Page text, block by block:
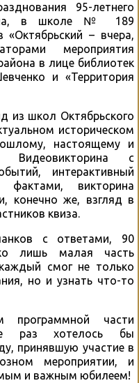
95-летнего
в школе № 189
«Октябрьский – вчера,
мероприятия
в лице библиотек
и «Территория
из школ Октябрьского
историческом
настоящему и
Видеовикторина с
интерактивный
викторина
конечно же, взгляд в
квиза.
с ответами, 90
лишь малая часть
смог не только
но и узнать что-то
программной части
раз хотелось бы
принявшую участие в
мероприятии, и
и важным юбилеем!